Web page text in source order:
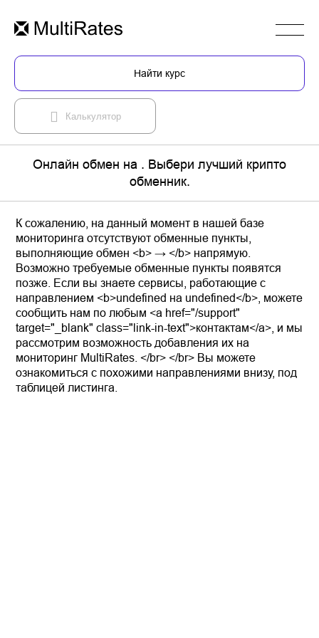
Найти курс
Калькулятор
Онлайн обмен на . Выбери лучший крипто
обменник.
К сожалению, на данный момент в нашей базе
мониторинга отсутствуют обменные пункты,
выполняющие обмен <b> → </b> напрямую.
Возможно требуемые обменные пункты появятся
позже. Если вы знаете сервисы, работающие с
направлением <b>undefined на undefined</b>, можете
сообщить нам по любым <a href="/support"
target="_blank" class="link-in-text">контактам</a>, и мы
рассмотрим возможность добавления их на
мониторинг MultiRates. </br> </br> Вы можете
ознакомиться с похожими направлениями внизу, под
таблицей листинга.